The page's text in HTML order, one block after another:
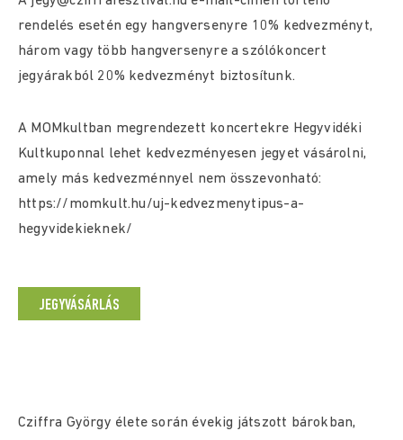
rendelés esetén egy hangversenyre 10% kedvezményt,
három vagy több hangversenyre a szólókoncert
jegyárakból 20% kedvezményt biztosítunk.
A MOMkultban megrendezett koncertekre Hegyvidéki
Kultkuponnal lehet kedvezményesen jegyet vásárolni,
amely más kedvezménnyel nem összevonható:
https://momkult.hu/uj-kedvezmenytipus-a-
hegyvidekieknek/
JEGYVÁSÁRLÁS
Cziffra György élete során évekig játszott bárokban,